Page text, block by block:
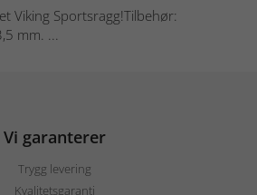
Viking Sportsragg!Tilbehør:
mm. ...
Vi garanterer
Trygg levering
Kvalitetsgaranti